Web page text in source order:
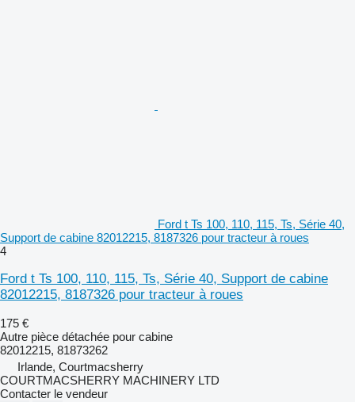
Ford t Ts 100, 110, 115, Ts, Série 40,
Support de cabine 82012215, 8187326 pour tracteur à roues
4
Ford t Ts 100, 110, 115, Ts, Série 40, Support de cabine
82012215, 8187326 pour tracteur à roues
175 €
Autre pièce détachée pour cabine
82012215, 81873262
Irlande, Courtmacsherry
COURTMACSHERRY MACHINERY LTD
Contacter le vendeur